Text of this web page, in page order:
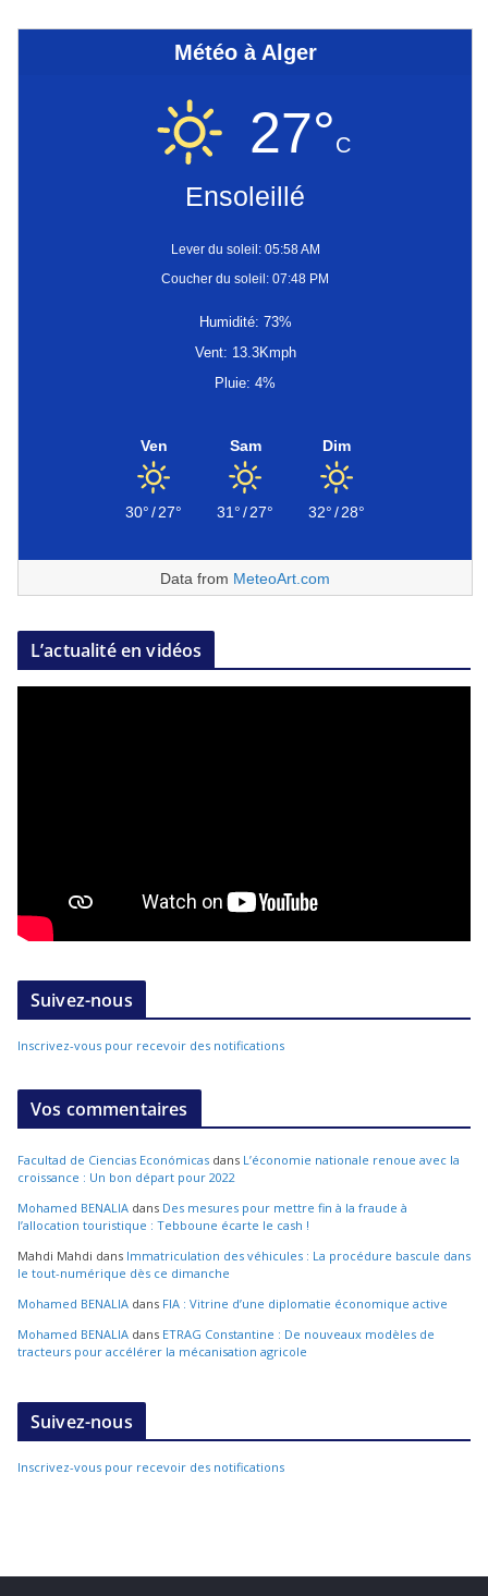
Météo à Alger
27°C
Ensoleillé
Lever du soleil: 05:58 AM
Coucher du soleil: 07:48 PM
Humidité: 73%
Vent: 13.3Kmph
Pluie: 4%
Ven
30°/27°
Sam
31°/27°
Dim
32°/28°
Data from MeteoArt.com
L’actualité en vidéos
Suivez-nous
Inscrivez-vous pour recevoir des notifications
Vos commentaires
Facultad de Ciencias Económicas dans L’économie nationale renoue avec la
croissance : Un bon départ pour 2022
Mohamed BENALIA dans Des mesures pour mettre fin à la fraude à
l’allocation touristique : Tebboune écarte le cash !
Mahdi Mahdi dans Immatriculation des véhicules : La procédure bascule dans
le tout-numérique dès ce dimanche
Mohamed BENALIA dans FIA : Vitrine d’une diplomatie économique active
Mohamed BENALIA dans ETRAG Constantine : De nouveaux modèles de
tracteurs pour accélérer la mécanisation agricole
Suivez-nous
Inscrivez-vous pour recevoir des notifications